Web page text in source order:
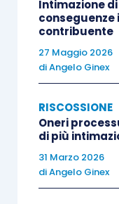
31 luglio 2018
5 rate al
di pari importo:
Intimazione
conseguenze
contribuente
27 Maggio 2026
diAngelo Ginex
RISCOSSIONE
Oneri
di più
31 Marzo 2026
diAngelo Ginex